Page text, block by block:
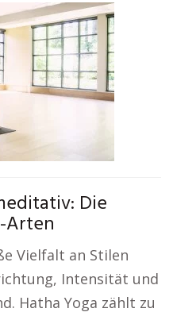
Die
Arten
Vielfalt an Stilen
Intensität und
Hatha Yoga zählt zu